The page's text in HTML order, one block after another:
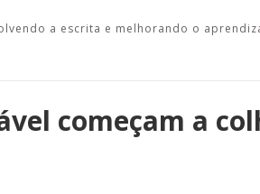
a escrita e melhorando o
começam a